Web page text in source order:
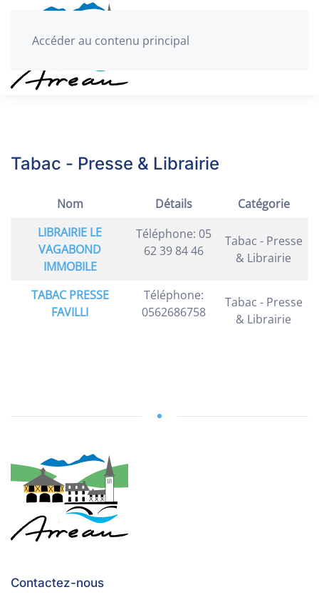
Accéder au contenu principal
Tabac - Presse & Librairie
Nom Détails
Catégorie
LIBRAIRIE LE
VAGABOND
IMMOBILE
Téléphone: 05
62 39 84 46
Tabac - Presse
& Librairie
TABAC PRESSE
FAVILLI
Téléphone:
0562686758
Tabac - Presse
& Librairie
Contactez-nous